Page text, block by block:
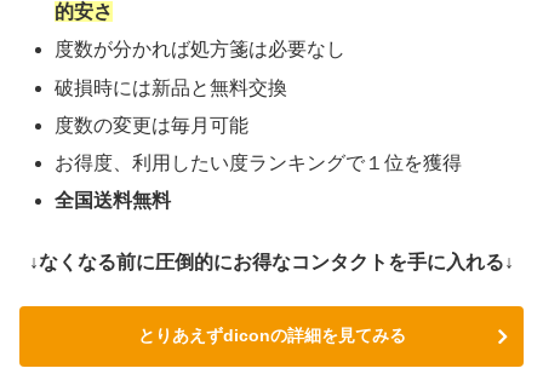
的安さ
度数が分かれば処方箋は必要なし
破損時には新品と無料交換
度数の変更は毎月可能
お得度、利用したい度ランキングで１位を獲得
全国送料無料
↓なくなる前に圧倒的にお得なコンタクトを手に入れる↓
とりあえずdiconの詳細を見てみる